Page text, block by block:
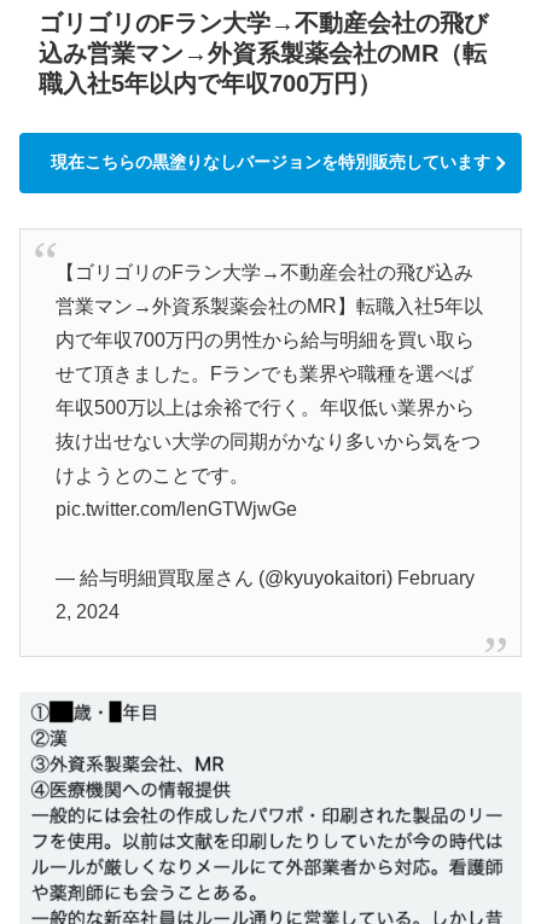
ゴリゴリのFラン大学→不動産会社の飛び
込み営業マン→外資系製薬会社のMR（転
職入社5年以内で年収700万円）
現在こちらの黒塗りなしバージョンを特別販売しています
【ゴリゴリのFラン大学→不動産会社の飛び込み
営業マン→外資系製薬会社のMR】転職入社5年以
内で年収700万円の男性から給与明細を買い取ら
せて頂きました。Fランでも業界や職種を選べば
年収500万以上は余裕で行く。年収低い業界から
抜け出せない大学の同期がかなり多いから気をつ
けようとのことです。
pic.twitter.com/lenGTWjwGe
— 給与明細買取屋さん (@kyuyokaitori) February
2, 2024